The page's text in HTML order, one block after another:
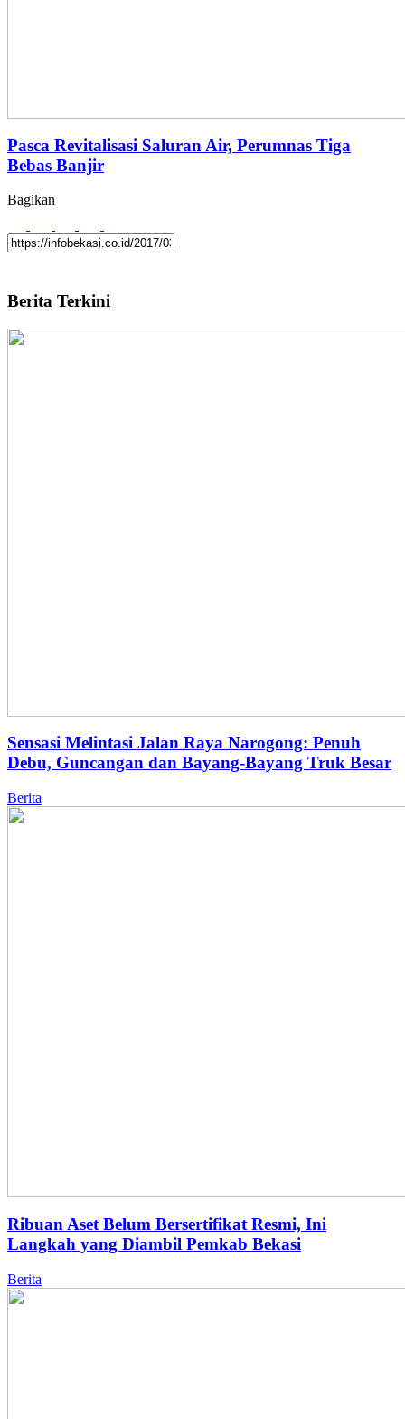
Pasca Revitalisasi Saluran Air, Perumnas Tiga
Bebas Banjir
Bagikan
Berita Terkini
Sensasi Melintasi Jalan Raya Narogong: Penuh
Debu, Guncangan dan Bayang-Bayang Truk Besar
Berita
Ribuan Aset Belum Bersertifikat Resmi, Ini
Langkah yang Diambil Pemkab Bekasi
Berita